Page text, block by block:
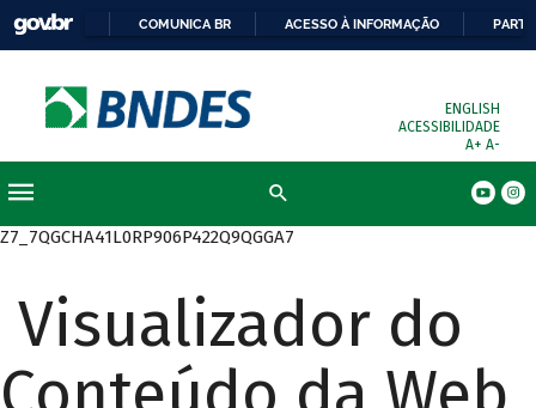
COMUNICA BR ACESSO À INFORMAÇÃO
ENGLISH
ACESSIBILIDADE
A+ A-
Z7_7QGCHA41L0RP906P422Q9QGGA7
Visualizador do